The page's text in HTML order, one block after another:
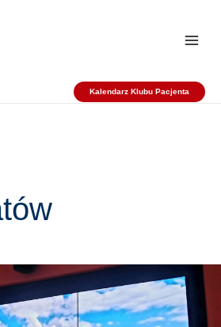
Kalendarz Klubu Pacjenta